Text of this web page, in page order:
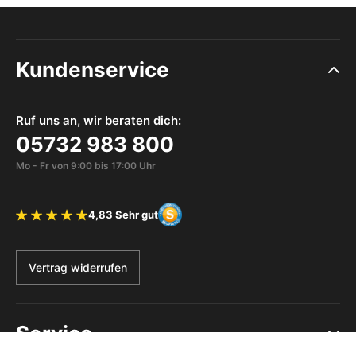
Kundenservice
Ruf uns an, wir beraten dich:
05732 983 800
Mo - Fr von 9:00 bis 17:00 Uhr
Bewertung 4.83 von 5 Sternen
4,83 Sehr gut
Vertrag widerrufen
Service